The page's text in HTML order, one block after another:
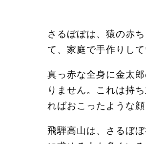
さるぼぼは、猿の赤
て、家庭で手作りして
真っ赤な全身に金太
りません。これは持
ればおこったような
飛騨高山は、さるぼ